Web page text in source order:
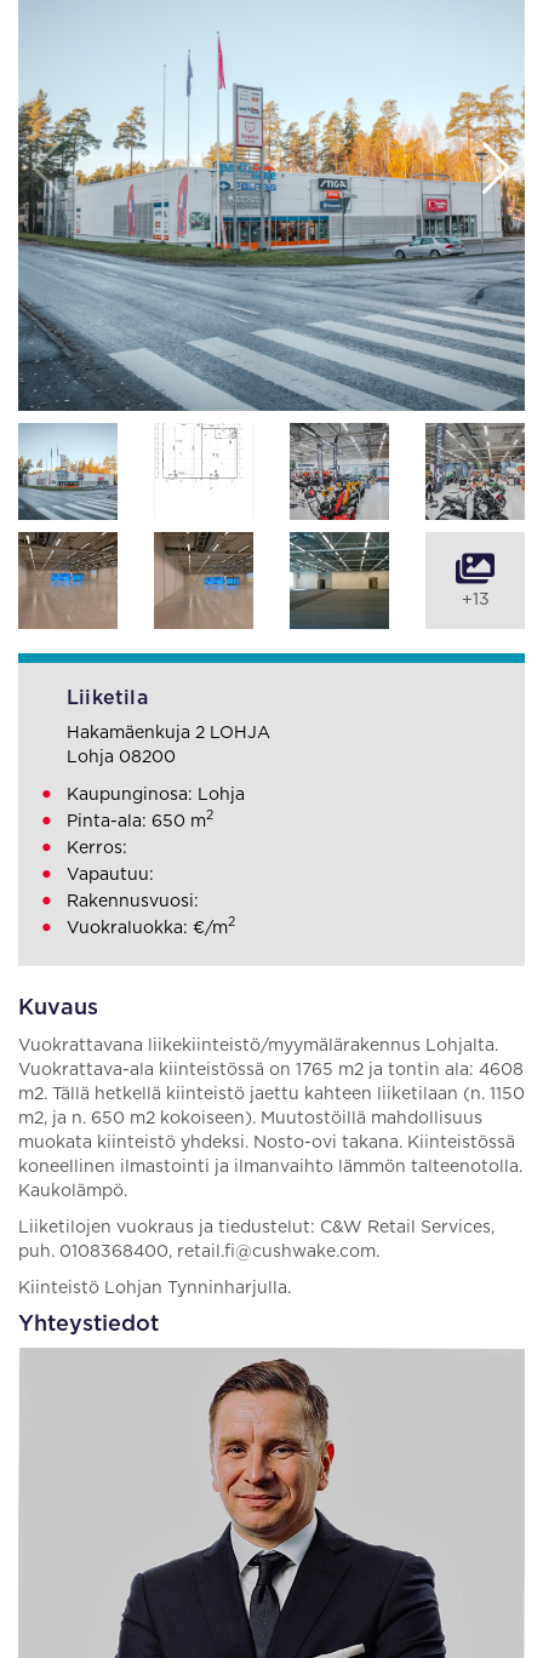
Kuvaus
Vuokrattavana liikekiinteistö/myymälärakennus Lohjalta.
Vuokrattava-ala kiinteistössä on 1765 m2 ja tontin ala: 4608
m2. Tällä hetkellä kiinteistö jaettu kahteen liiketilaan (n. 1150
m2, ja n. 650 m2 kokoiseen). Muutostöillä mahdollisuus
muokata kiinteistö yhdeksi. Nosto-ovi takana. Kiinteistössä
koneellinen ilmastointi ja ilmanvaihto lämmön talteenotolla.
Kaukolämpö.
Liiketilojen vuokraus ja tiedustelut: C&W Retail Services,
puh. 0108368400, retail.fi@cushwake.com.
Kiinteistö Lohjan Tynninharjulla.
Yhteystiedot
+13
Liiketila
Hakamäenkuja 2 LOHJA
Lohja 08200
Kaupunginosa: Lohja
Pinta-ala: 650 m2
Kerros:
Vapautuu:
Rakennusvuosi:
Vuokraluokka: €/m2